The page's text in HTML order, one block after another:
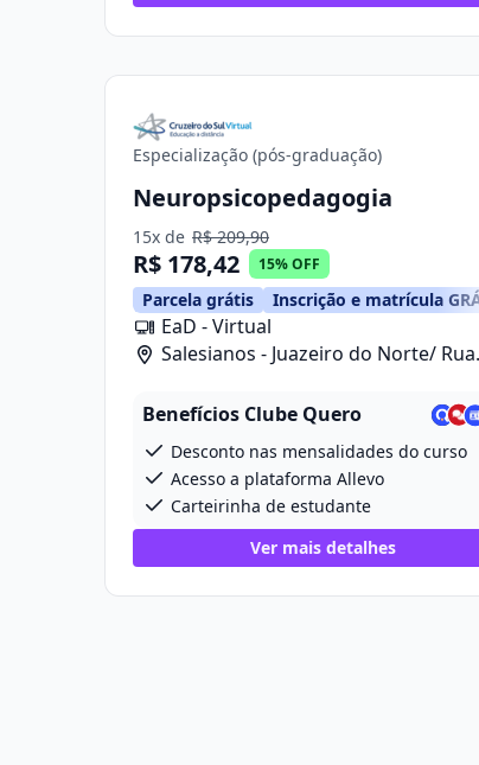
Especialização (pós-graduação)
Neuropsicopedagogia
15x de R$ 209,90
R$ 178,42 15% OFF
Parcela grátis Inscrição e matrícula
EaD - Virtual
Salesianos - Juazeiro do Norte/ Rua
Benefícios Clube Quero
Desconto nas mensalidades do curso
Acesso a plataforma Allevo
Carteirinha de estudante
Ver mais detalhes